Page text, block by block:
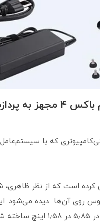
ایسوس از مینی ‌کامپیوتر
رونمایی کرد؛ مینی‌کامپیوتری که با
روی آن‌ها دیده می‌شود. این